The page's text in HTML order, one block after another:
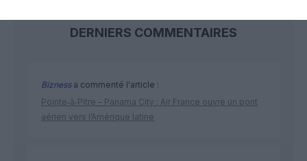
DERNIERS COMMENTAIRES
Biznessa commenté l'article :
Pointe‑à‑Pitre – Panama City : Air France ouvre un pont
aérien vers l’Amérique latine